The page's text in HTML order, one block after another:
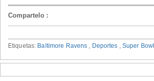
Compartelo :
Etiquetas: Baltimore Ravens Deportes Super